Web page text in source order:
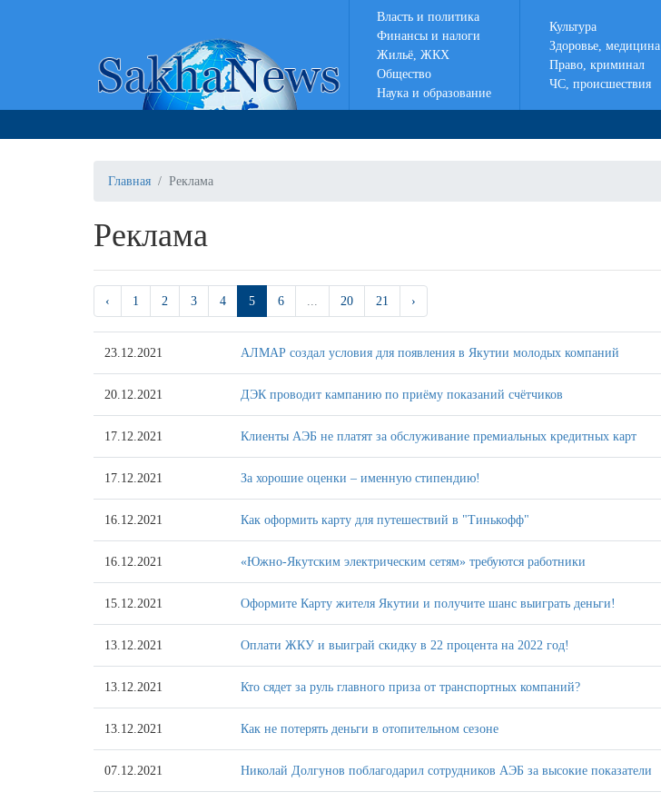
Власть и политика
Финансы и налоги
Жильё, ЖКХ
Общество
Наука и образование
Культура
Здоровье, медицина
Право, криминал
ЧС, происшествия
Главная Реклама
Реклама
‹ 1 2 3 4 5 6 ... 20 21 ›
23.12.2021 АЛМАР создал условия для появления в Якутии молодых компаний
20.12.2021 ДЭК проводит кампанию по приёму показаний счётчиков
17.12.2021 Клиенты АЭБ не платят за обслуживание премиальных кредитных карт
17.12.2021 За хорошие оценки – именную стипендию!
16.12.2021 Как оформить карту для путешествий в "Тинькофф"
16.12.2021 «Южно-Якутским электрическим сетям» требуются работники
15.12.2021 Оформите Карту жителя Якутии и получите шанс выиграть деньги!
13.12.2021 Оплати ЖКУ и выиграй скидку в 22 процента на 2022 год!
13.12.2021 Кто сядет за руль главного приза от транспортных компаний?
13.12.2021 Как не потерять деньги в отопительном сезоне
07.12.2021 Николай Долгунов поблагодарил сотрудников АЭБ за высокие показатели